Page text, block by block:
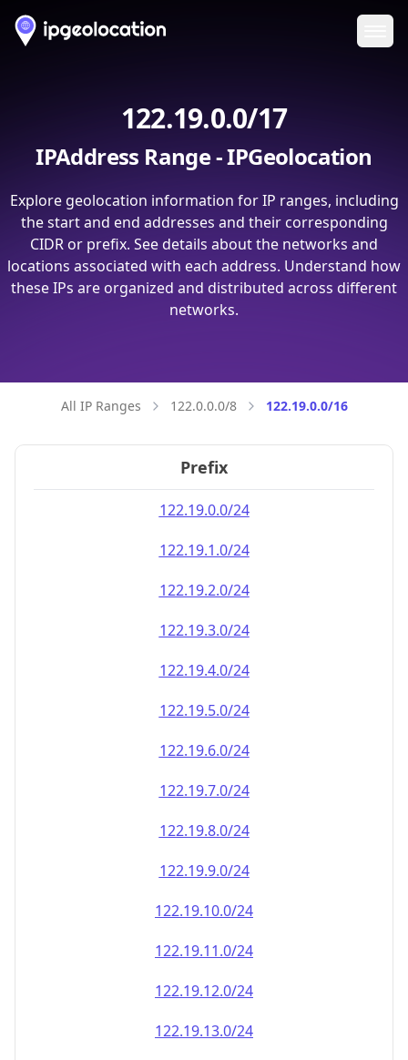
122.19.0.0/17
IPAddress Range - IPGeolocation
Explore geolocation information for IP ranges, including
the start and end addresses and their corresponding
CIDR or prefix. See details about the networks and
locations associated with each address. Understand how
these IPs are organized and distributed across different
networks.
All IP Ranges 122.0.0.0/8 122.19.0.0/16
Prefix
122.19.0.0/24
122.19.1.0/24
122.19.2.0/24
122.19.3.0/24
122.19.4.0/24
122.19.5.0/24
122.19.6.0/24
122.19.7.0/24
122.19.8.0/24
122.19.9.0/24
122.19.10.0/24
122.19.11.0/24
122.19.12.0/24
122.19.13.0/24